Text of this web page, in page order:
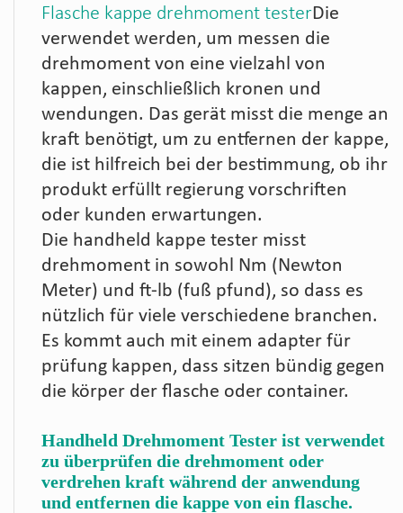
Flasche kappe drehmoment testerDie
verwendet werden, um messen die
drehmoment von eine vielzahl von
kappen, einschließlich kronen und
wendungen. Das gerät misst die menge an
kraft benötigt, um zu entfernen der kappe,
die ist hilfreich bei der bestimmung, ob ihr
produkt erfüllt regierung vorschriften
oder kunden erwartungen.
Die handheld kappe tester misst
drehmoment in sowohl Nm (Newton
Meter) und ft-lb (fuß pfund), so dass es
nützlich für viele verschiedene branchen.
Es kommt auch mit einem adapter für
prüfung kappen, dass sitzen bündig gegen
die körper der flasche oder container.
Handheld Drehmoment Tester ist verwendet
zu überprüfen die drehmoment oder
verdrehen kraft während der anwendung
und entfernen die kappe von ein flasche.